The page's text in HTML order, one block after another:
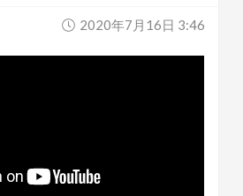
2020年7月16日 3:46